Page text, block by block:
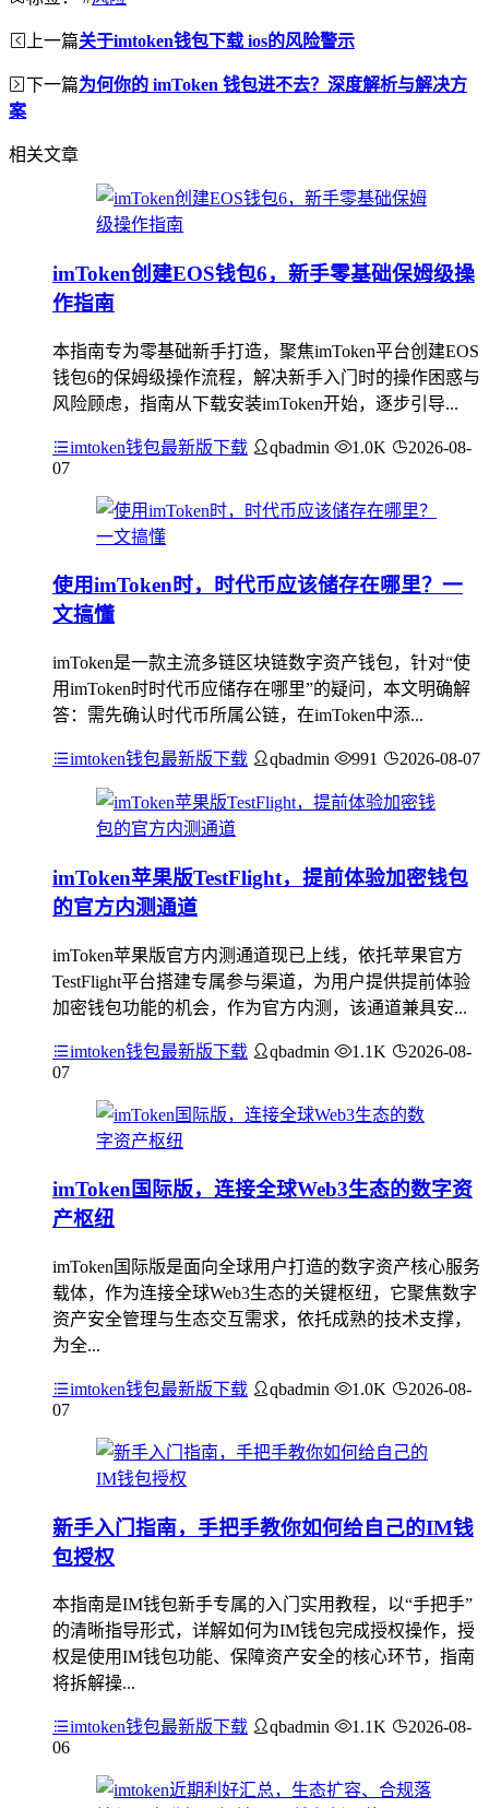
上一篇关于imtoken钱包下载 ios的风险警示
下一篇为何你的 imToken 钱包进不去？深度解析与解决方
案
相关文章
imToken创建EOS钱包6，新手零基础保姆级操
作指南
本指南专为零基础新手打造，聚焦imToken平台创建EOS
钱包6的保姆级操作流程，解决新手入门时的操作困惑与
风险顾虑，指南从下载安装imToken开始，逐步引导...
imtoken钱包最新版下载 qbadmin 1.0K
2026-08-
07
使用imToken时，时代币应该储存在哪里？一
文搞懂
imToken是一款主流多链区块链数字资产钱包，针对“使
用imToken时时代币应储存在哪里”的疑问，本文明确解
答：需先确认时代币所属公链，在imToken中添...
imtoken钱包最新版下载 qbadmin 991 2026-08-07
imToken苹果版TestFlight，提前体验加密钱包
的官方内测通道
imToken苹果版官方内测通道现已上线，依托苹果官方
TestFlight平台搭建专属参与渠道，为用户提供提前体验
加密钱包功能的机会，作为官方内测，该通道兼具安...
imtoken钱包最新版下载 qbadmin 1.1K
2026-08-
07
imToken国际版，连接全球Web3生态的数字资
产枢纽
imToken国际版是面向全球用户打造的数字资产核心服务
载体，作为连接全球Web3生态的关键枢纽，它聚焦数字
资产安全管理与生态交互需求，依托成熟的技术支撑，
为全...
imtoken钱包最新版下载 qbadmin 1.0K
2026-08-
07
新手入门指南，手把手教你如何给自己的IM钱
包授权
本指南是IM钱包新手专属的入门实用教程，以“手把手”
的清晰指导形式，详解如何为IM钱包完成授权操作，授
权是使用IM钱包功能、保障资产安全的核心环节，指南
将拆解操...
imtoken钱包最新版下载 qbadmin 1.1K
2026-08-
06